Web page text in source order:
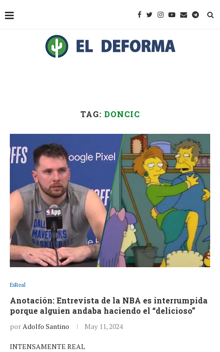
TAG: DONCIC
EsReal
Anotación: Entrevista de la NBA es interrumpida
porque alguien andaba haciendo el “delicioso”
porAdolfo Santino May 11, 2024
INTENSAMENTE REAL